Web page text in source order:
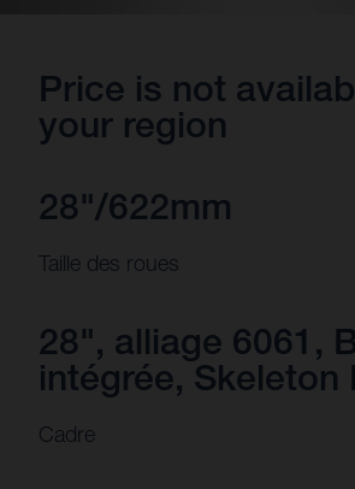
Price is not
your region
28"/622mm
Taille des roues
28", alliage 6061,
intégrée, Skeleton
Cadre